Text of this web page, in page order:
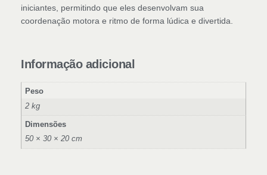
iniciantes, permitindo que eles desenvolvam sua
coordenação motora e ritmo de forma lúdica e divertida.
Informação adicional
Peso
2 kg
Dimensões
50 × 30 × 20 cm